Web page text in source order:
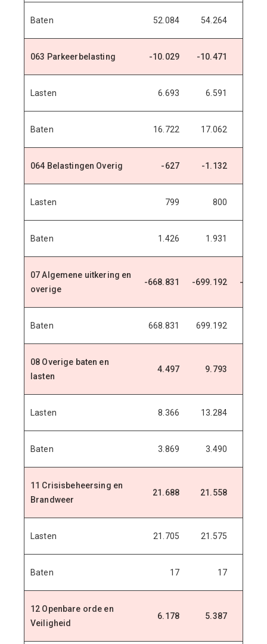
Baten 52.084 54.264
063 Parkeerbelasting -10.029 -10.471
Lasten 6.693 6.591
Baten 16.722 17.062
064 Belastingen Overig -627 -1.132
Lasten 799 800
Baten 1.426 1.931
07 Algemene uitkering en
overige
-668.831 -699.192 -
Baten 668.831 699.192
08 Overige baten en
lasten
4.497 9.793
Lasten 8.366 13.284
Baten 3.869 3.490
11 Crisisbeheersing en
Brandweer
21.688 21.558
Lasten 21.705 21.575
Baten 17 17
12 Openbare orde en
Veiligheid
6.178 5.387